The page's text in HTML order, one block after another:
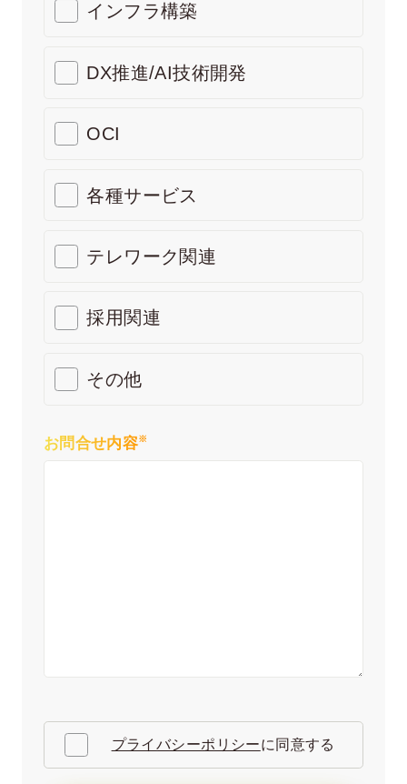
インフラ構築
DX推進/AI技術開発
OCI
各種サービス
テレワーク関連
採用関連
その他
お問合せ内容※
プライバシーポリシーに同意する